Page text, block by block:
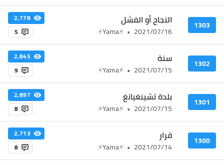
1303 النجاح أو الفشل
2021/07/16
•
⚡Yama⚡
2,778
5
1302 سنة
2021/07/15
•
⚡Yama⚡
2,845
9
1301 بلدة تشينغيانغ
2021/07/15
•
⚡Yama⚡
2,897
8
1300 قرار
2021/07/14
•
⚡Yama⚡
2,713
8